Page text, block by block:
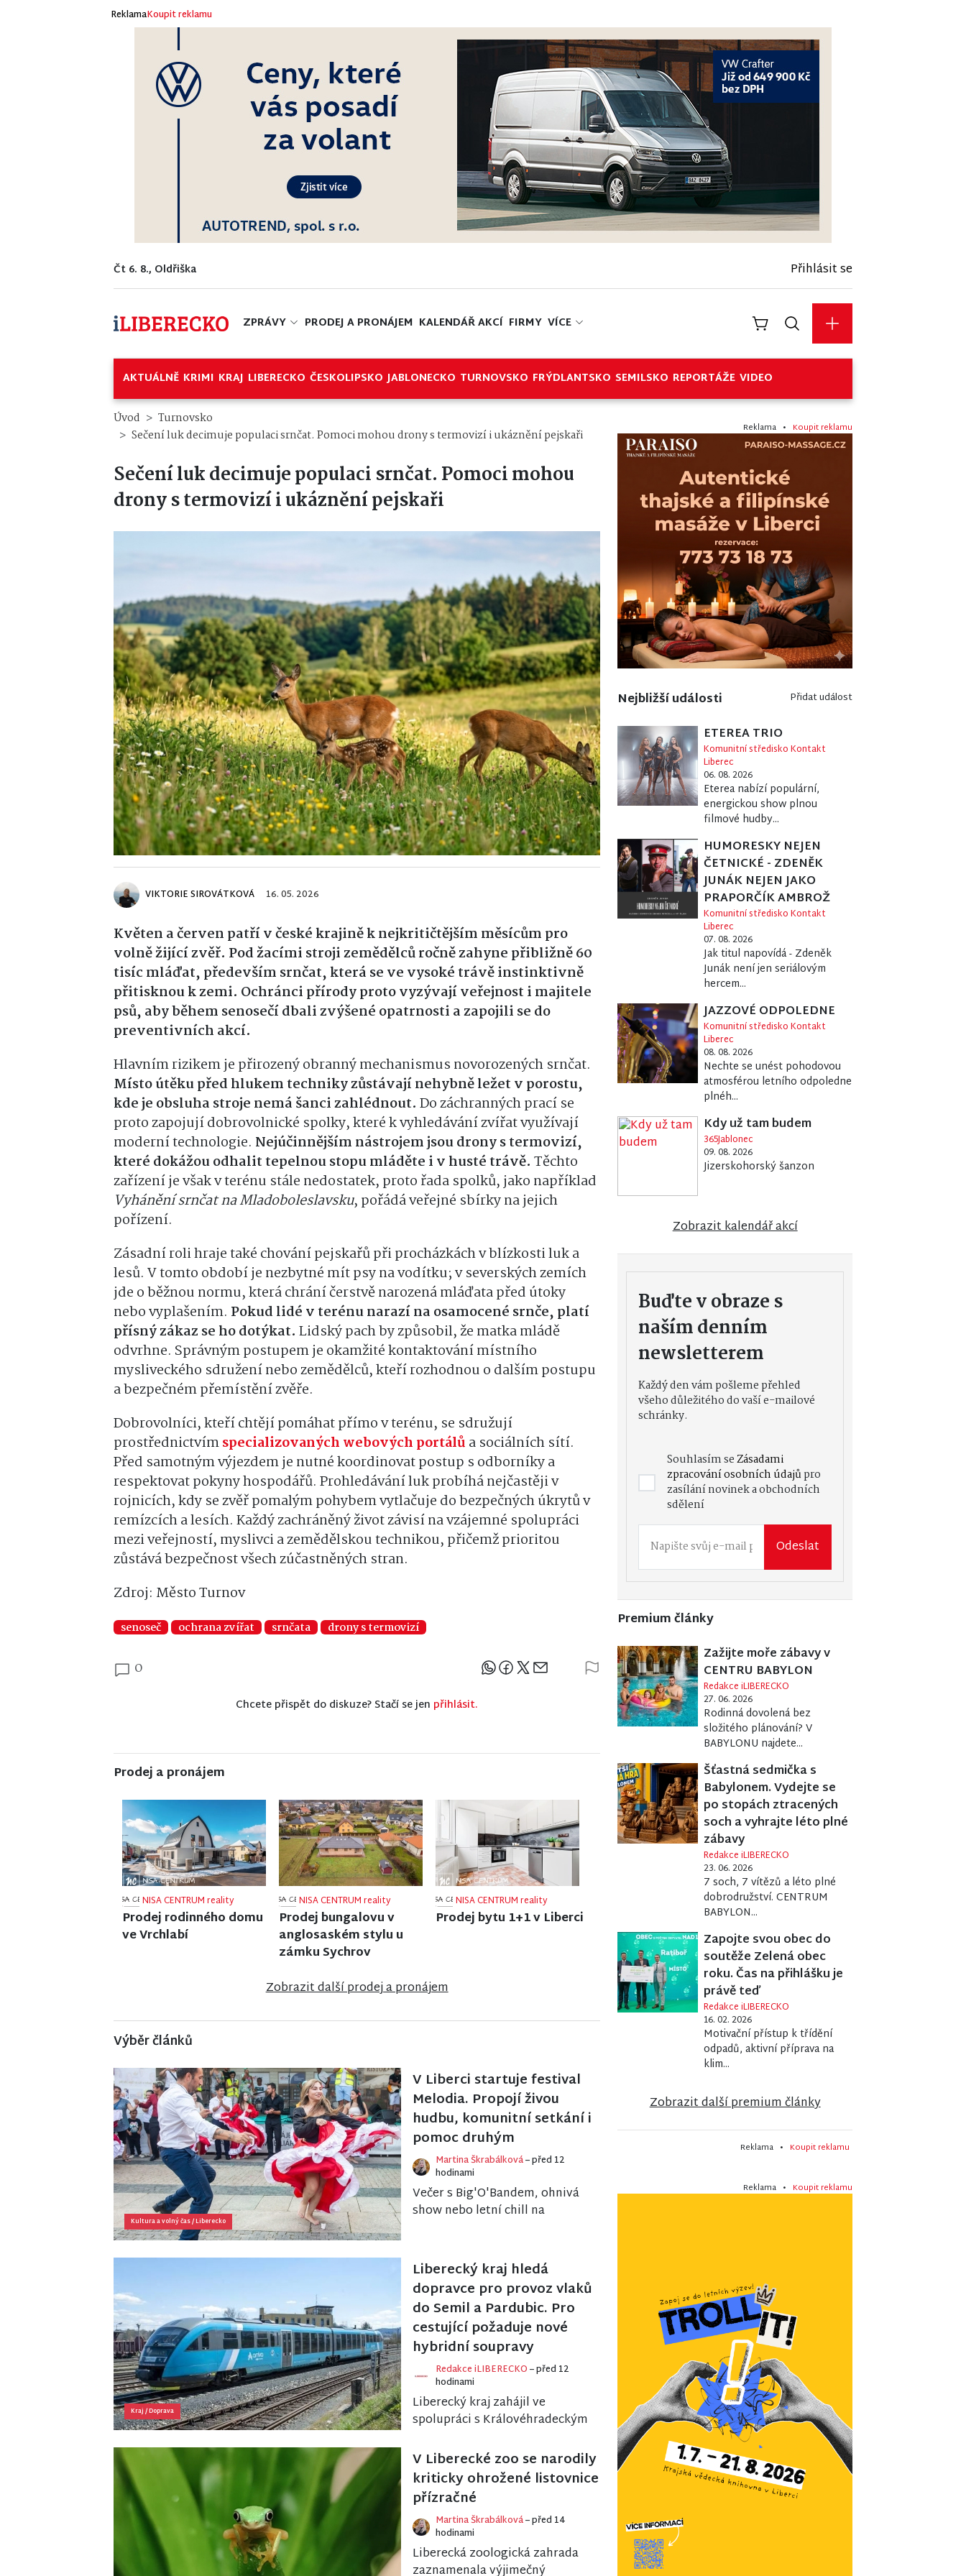
ReklamaKoupit reklamu
Čt 6. 8., Oldřiška Přihlásit se
ZPRÁVY PRODEJ A PRONÁJEM KALENDÁŘ AKCÍ FIRMY VÍCE
AKTUÁLNĚ KRIMI KRAJ LIBERECKO ČESKOLIPSKO JABLONECKO TURNOVSKO FRÝDLANTSKO SEMILSKO REPORTÁŽE VIDEO
Úvod
Turnovsko
Sečení luk decimuje populaci srnčat. Pomoci mohou drony s termovizí i ukáznění pejskaři
Sečení luk decimuje populaci srnčat. Pomoci mohou
drony s termovizí i ukáznění pejskaři
VIKTORIE SIROVÁTKOVÁ 16. 05. 2026
Květen a červen patří v české krajině k nejkritičtějším měsícům pro
volně žijící zvěř. Pod žacími stroji zemědělců ročně zahyne přibližně 60
tisíc mláďat, především srnčat, která se ve vysoké trávě instinktivně
přitisknou k zemi. Ochránci přírody proto vyzývají veřejnost i majitele
psů, aby během senosečí dbali zvýšené opatrnosti a zapojili se do
preventivních akcí.
Hlavním rizikem je přirozený obranný mechanismus novorozených srnčat.
Místo útěku před hlukem techniky zůstávají nehybně ležet v porostu,
kde je obsluha stroje nemá šanci zahlédnout. Do záchranných prací se
proto zapojují dobrovolnické spolky, které k vyhledávání zvířat využívají
moderní technologie. Nejúčinnějším nástrojem jsou drony s termovizí,
které dokážou odhalit tepelnou stopu mláděte i v husté trávě. Těchto
zařízení je však v terénu stále nedostatek, proto řada spolků, jako například
Vyhánění srnčat na Mladoboleslavsku, pořádá veřejné sbírky na jejich
pořízení.
Zásadní roli hraje také chování pejskařů při procházkách v blízkosti luk a
lesů. V tomto období je nezbytné mít psy na vodítku; v severských zemích
jde o běžnou normu, která chrání čerstvě narozená mláďata před útoky
nebo vyplašením. Pokud lidé v terénu narazí na osamocené srnče, platí
přísný zákaz se ho dotýkat. Lidský pach by způsobil, že matka mládě
odvrhne. Správným postupem je okamžité kontaktování místního
mysliveckého sdružení nebo zemědělců, kteří rozhodnou o dalším postupu
a bezpečném přemístění zvěře.
Dobrovolníci, kteří chtějí pomáhat přímo v terénu, se sdružují
prostřednictvímspecializovaných webových portálů a sociálních sítí.
Před samotným výjezdem je nutné koordinovat postup s odborníky a
respektovat pokyny hospodářů. Prohledávání luk probíhá nejčastěji v
rojnicích, kdy se zvěř pomalým pohybem vytlačuje do bezpečných úkrytů v
remízcích a lesích. Každý zachráněný život závisí na vzájemné spolupráci
mezi veřejností, myslivci a zemědělskou technikou, přičemž prioritou
zůstává bezpečnost všech zúčastněných stran.
Zdroj: Město Turnov
senoseč ochrana zvířat srnčata drony s termovizí
0
Sdílejte článek
Chcete přispět do diskuze? Stačí se jen přihlásit.
Prodej a pronájem
NISA CENTRUM reality
Prodej ubytovacího
zařízení v Janově nad
NISA CENTRUM reality
Prodej rodinného domu
ve Velkých Hamrech
NISA CENTRUM reality
Prodej rodinného domu
Zobrazit další prodej a pronájem
Výběr článků
Kultura a volný čas/Liberecko
V Liberci startuje festival
Melodia. Propojí živou
hudbu, komunitní setkání i
pomoc druhým
Martina Škrabálková– před 12
hodinami
Večer s Big'O'Bandem, ohnivá
show nebo letní chill na
ročník festivalu Melodi...
Kraj /Doprava
Liberecký kraj hledá
dopravce pro provoz vlaků
do Semil a Pardubic. Pro
cestující požaduje nové
hybridní soupravy
Redakce iLIBERECKO– před 12
hodinami
Liberecký kraj zahájil ve
spolupráci s Královéhradeckým
nového železničního dopravce,
který od prosince...
V Liberecké zoo se narodily
kriticky ohrožené listovnice
přízračné
Martina Škrabálková– před 14
hodinami
Liberecká zoologická zahrada
zaznamenala výjimečný
Reklama • Koupit reklamu
Nejbližší události Přidat událost
ETEREA TRIO
Komunitní středisko Kontakt
Liberec
06. 08. 2026
Eterea nabízí populární,
energickou show plnou
filmové hudby...
HUMORESKY NEJEN
ČETNICKÉ - ZDENĚK
JUNÁK NEJEN JAKO
PRAPORČÍK AMBROŽ
Komunitní středisko Kontakt
Liberec
07. 08. 2026
Jak titul napovídá - Zdeněk
Junák není jen seriálovým
hercem...
JAZZOVÉ ODPOLEDNE
Komunitní středisko Kontakt
Liberec
08. 08. 2026
Nechte se unést pohodovou
atmosférou letního odpoledne
plnéh...
Kdy už tam budem
365Jablonec
09. 08. 2026
Jizerskohorský šanzon
Zobrazit kalendář akcí
Buďte v obraze s
naším denním
newsletterem
Každý den vám pošleme přehled
všeho důležitého do vaší e-mailové
schránky.
Souhlasím seZásadami
zpracování osobních údajůpro
zasílání novinek a obchodních
sdělení
Odeslat
Premium články
Zažijte moře zábavy v
CENTRU BABYLON
Redakce iLIBERECKO
27. 06. 2026
Rodinná dovolená bez
složitého plánování? V
BABYLONU najdete...
Šťastná sedmička s
Babylonem. Vydejte se
po stopách ztracených
soch a vyhrajte léto plné
zábavy
Redakce iLIBERECKO
23. 06. 2026
7 soch, 7 vítězů a léto plné
dobrodružství. CENTRUM
BABYLON...
Zapojte svou obec do
soutěže Zelená obec
roku. Čas na přihlášku je
právě teď
Redakce iLIBERECKO
16. 02. 2026
Motivační přístup k třídění
odpadů, aktivní příprava na
klim...
Zobrazit další premium články
Reklama • Koupit reklamu
Reklama • Koupit reklamu